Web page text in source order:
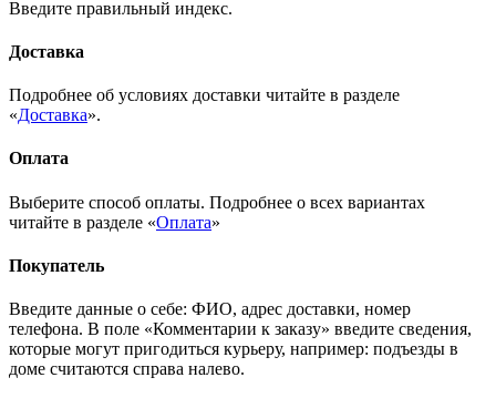
Введите правильный индекс.
Доставка
Подробнее об условиях доставки читайте в разделе
«Доставка».
Оплата
Выберите способ оплаты. Подробнее о всех вариантах
читайте в разделе «Оплата»
Покупатель
Введите данные о себе: ФИО, адрес доставки, номер
телефона. В поле «Комментарии к заказу» введите сведения,
которые могут пригодиться курьеру, например: подъезды в
доме считаются справа налево.